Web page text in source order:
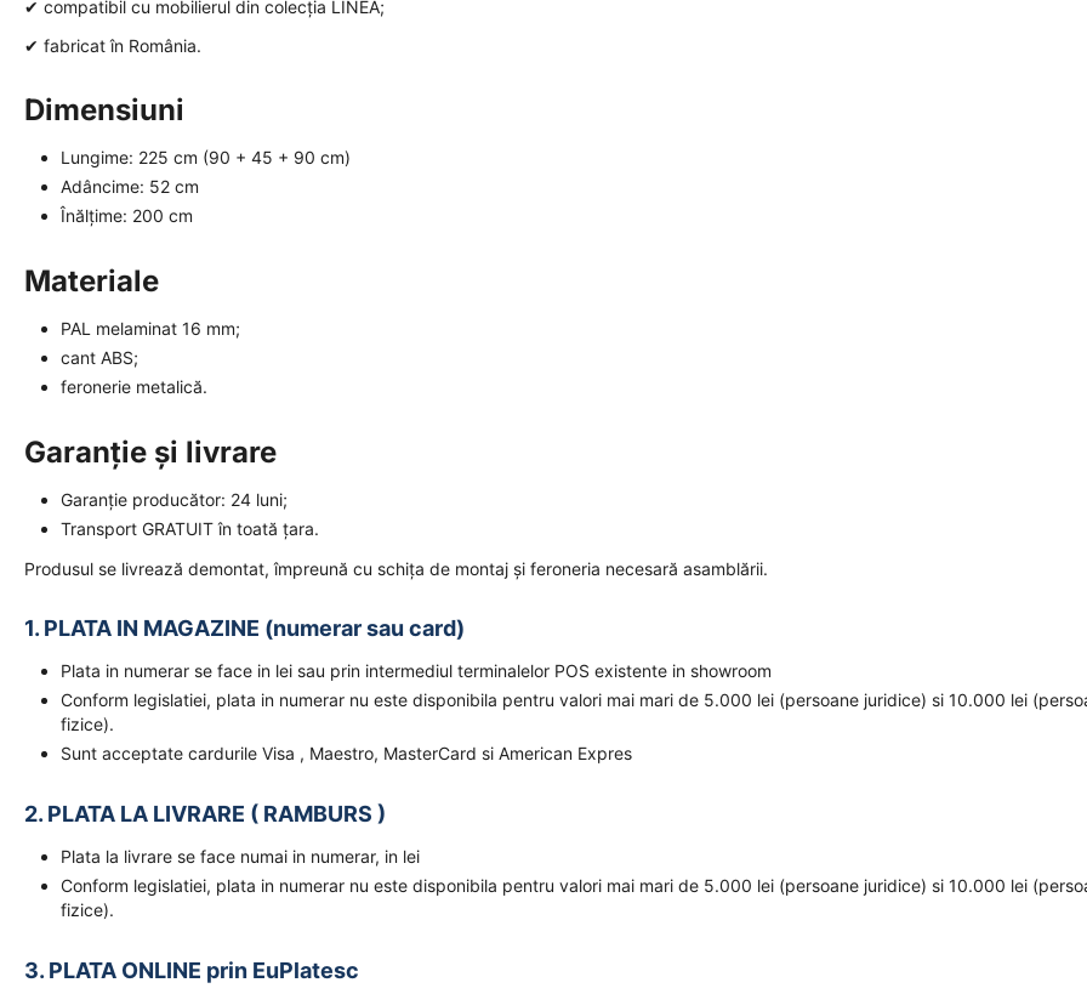
✔ compatibil cu mobilierul din colecția LINEA;
✔ fabricat în România.
Dimensiuni
Lungime: 225 cm (90 + 45 + 90 cm)
Adâncime: 52 cm
Înălțime: 200 cm
Materiale
PAL melaminat 16 mm;
cant ABS;
feronerie metalică.
Garanție și livrare
Garanție producător: 24 luni;
Transport GRATUIT în toată țara.
Produsul se livrează demontat, împreună cu schița de montaj și feroneria necesară asamblării.
1. PLATA IN MAGAZINE (numerar sau card)
Plata in numerar se face in lei sau prin intermediul terminalelor POS existente in showroom
Conform legislatiei, plata in numerar nu este disponibila pentru valori mai mari de 5.000 lei (persoane juridice) si 10.000 lei
fizice).
Sunt acceptate cardurile Visa , Maestro, MasterCard si American Expres
2. PLATA LA LIVRARE ( RAMBURS )
Plata la livrare se face numai in numerar, in lei
Conform legislatiei, plata in numerar nu este disponibila pentru valori mai mari de 5.000 lei (persoane juridice) si 10.000 lei
fizice).
3. PLATA ONLINE prin EuPlatesc